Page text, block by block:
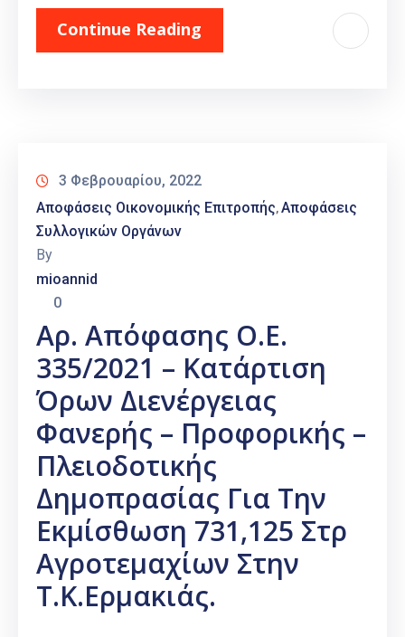
Continue Reading
3 Φεβρουαρίου, 2022
Αποφάσεις Οικονομικής Επιτροπής‚Αποφάσεις
Συλλογικών Οργάνων
By
mioannid
0
Αρ. Απόφασης Ο.Ε.
335/2021 – Κατάρτιση
Όρων Διενέργειας
Φανερής – Προφορικής –
Πλειοδοτικής
Δημοπρασίας Για Την
Εκμίσθωση 731,125 Στρ
Αγροτεμαχίων Στην
Τ.Κ.Ερμακιάς.